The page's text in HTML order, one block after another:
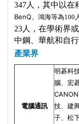
347人，其中以在
BenQ、鴻海等為100
23人，在學術界
中鋼、華航和自
產業界
電腦通訊
明碁科
腦、宏
技、建
子、松